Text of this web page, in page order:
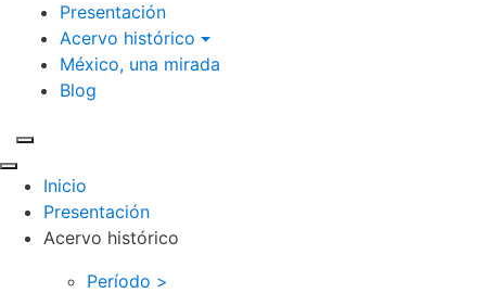
Presentación
Acervo histórico
México, una mirada
Blog
Inicio
Presentación
Acervo histórico
Período >